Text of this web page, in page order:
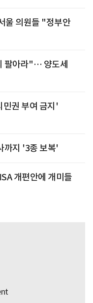
울 의원들 "정부안
팔아라"… 양도세
민권 부여 금지'
까지 '3종 보복'
개편안에 개미들